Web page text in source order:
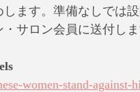
ます。準備なしでは
サロン会員に送付しま
women-stand-against-